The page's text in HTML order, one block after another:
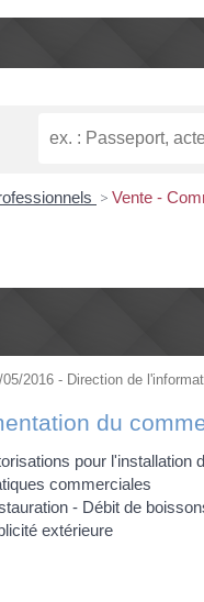
> Vente -
2016 - Direction de
du
pour l'installation
commerciales
- Débit de
extérieure